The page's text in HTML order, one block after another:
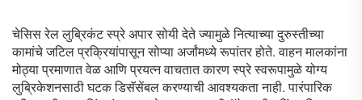
चेसिस रेल लुब्रिकंट स्प्रे अपार सोयी देते ज्यामुळे नित्याच्या दुरुस्तीच्या
कामांचे जटिल प्रक्रियांपासून सोप्या अर्जांमध्ये रूपांतर होते. वाहन मालकांना
मोठ्या प्रमाणात वेळ आणि प्रयत्न वाचतात कारण स्प्रे स्वरूपामुळे योग्य
लुब्रिकेशनसाठी घटक डिसॅसेंबल करण्याची आवश्यकता नाही. पारंपारिक